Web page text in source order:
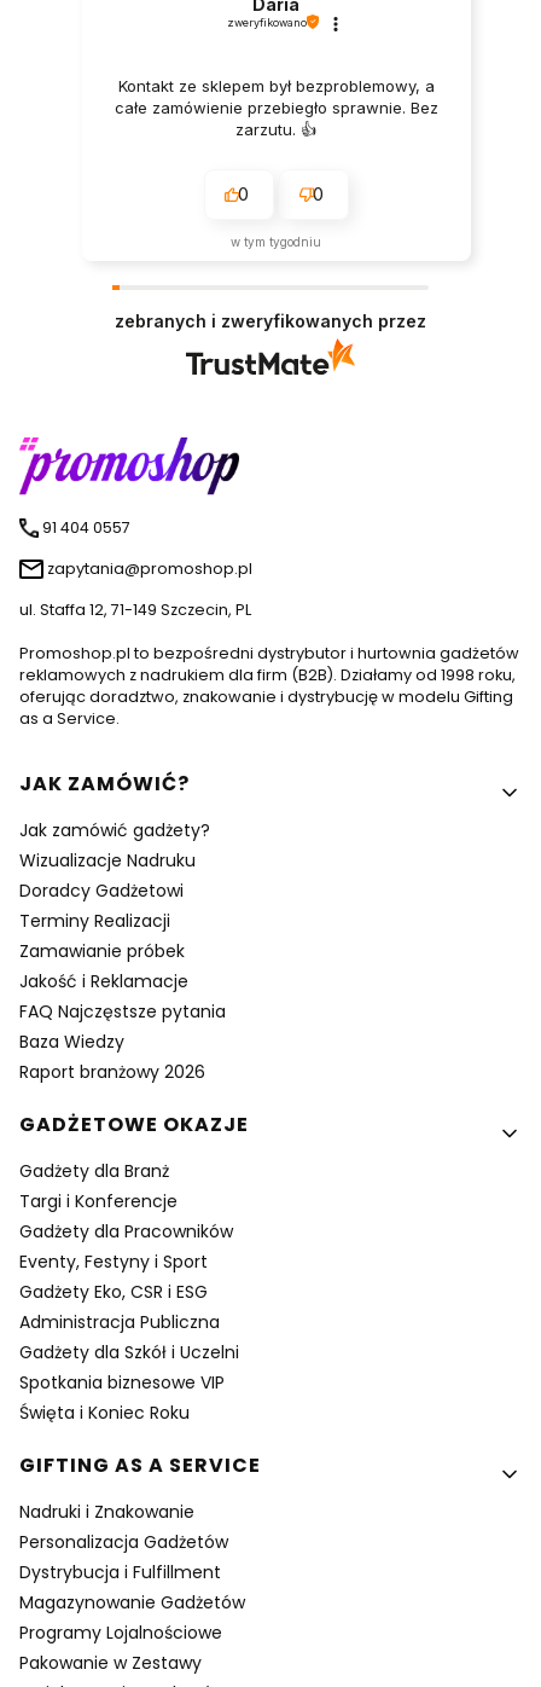
zweryfikowano
Kontakt ze sklepem był bezproblemowy, a
całe zamówienie przebiegło sprawnie. Bez
zarzutu. 👍️
0 0
w tym tygodniu
zebranych i zweryfikowanych przez
91 404 0557
zapytania@promoshop.pl
ul. Staffa 12, 71-149 Szczecin, PL
Promoshop.pl to bezpośredni dystrybutor i hurtownia gadżetów
reklamowych z nadrukiem dla firm (B2B). Działamy od 1998 roku,
oferując doradztwo, znakowanie i dystrybucję w modelu Gifting
as a Service.
Linki w stopce
JAK ZAMÓWIĆ?
Jak zamówić gadżety?
Wizualizacje Nadruku
Doradcy Gadżetowi
Terminy Realizacji
Zamawianie próbek
Jakość i Reklamacje
FAQ Najczęstsze pytania
Baza Wiedzy
Raport branżowy 2026
GADŻETOWE OKAZJE
Gadżety dla Branż
Targi i Konferencje
Gadżety dla Pracowników
Eventy, Festyny i Sport
Gadżety Eko, CSR i ESG
Administracja Publiczna
Gadżety dla Szkół i Uczelni
Spotkania biznesowe VIP
Święta i Koniec Roku
GIFTING AS A SERVICE
Nadruki i Znakowanie
Personalizacja Gadżetów
Dystrybucja i Fulfillment
Magazynowanie Gadżetów
Programy Lojalnościowe
Pakowanie w Zestawy